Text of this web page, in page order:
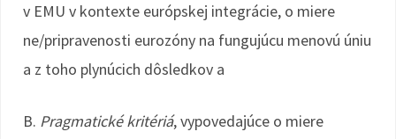
v EMU v kontexte európskej integrácie, o miere
ne/pripravenosti eurozóny na fungujúcu menovú úniu
a z toho plynúcich dôsledkov a
B. Pragmatické kritériá, vypovedajúce o miere